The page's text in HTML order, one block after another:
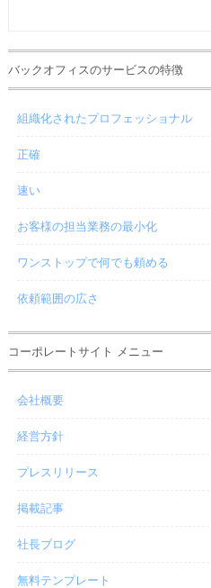
バックオフィスのサービスの特徴
組織化されたプロフェッショナル
正確
速い
お客様の担当業務の最小化
ワンストップで何でも頼める
依頼範囲の広さ
コーポレートサイト メニュー
会社概要
経営方針
プレスリリース
掲載記事
社長ブログ
無料テンプレート